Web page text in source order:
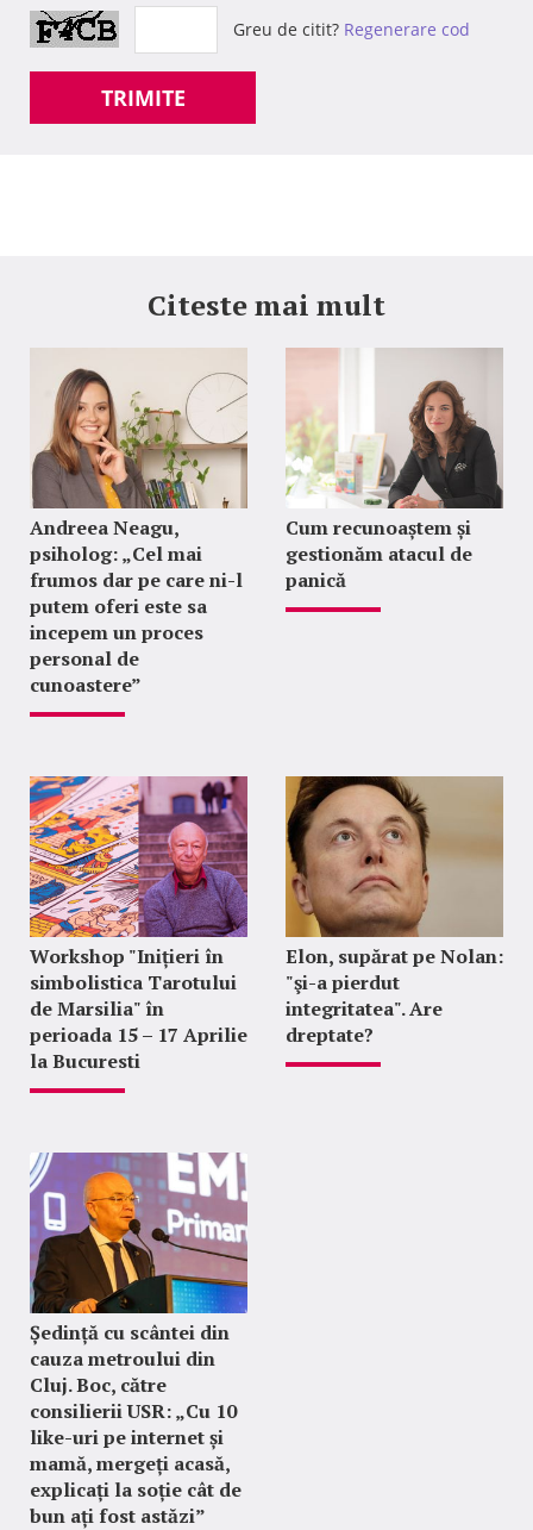
Greu de citit? Regenerare cod
TRIMITE
Citeste mai mult
Andreea Neagu,
psiholog: „Cel mai
frumos dar pe care ni-l
putem oferi este sa
incepem un proces
personal de
cunoastere”
Cum recunoaștem și
gestionăm atacul de
panică
Workshop "Inițieri în
simbolistica Tarotului
de Marsilia" în
perioada 15 – 17 Aprilie
la Bucuresti
Elon, supărat pe Nolan:
"şi-a pierdut
integritatea". Are
dreptate?
Ședință cu scântei din
cauza metroului din
Cluj. Boc, către
consilierii USR: „Cu 10
like-uri pe internet și
mamă, mergeți acasă,
explicați la soție cât de
bun ați fost astăzi”